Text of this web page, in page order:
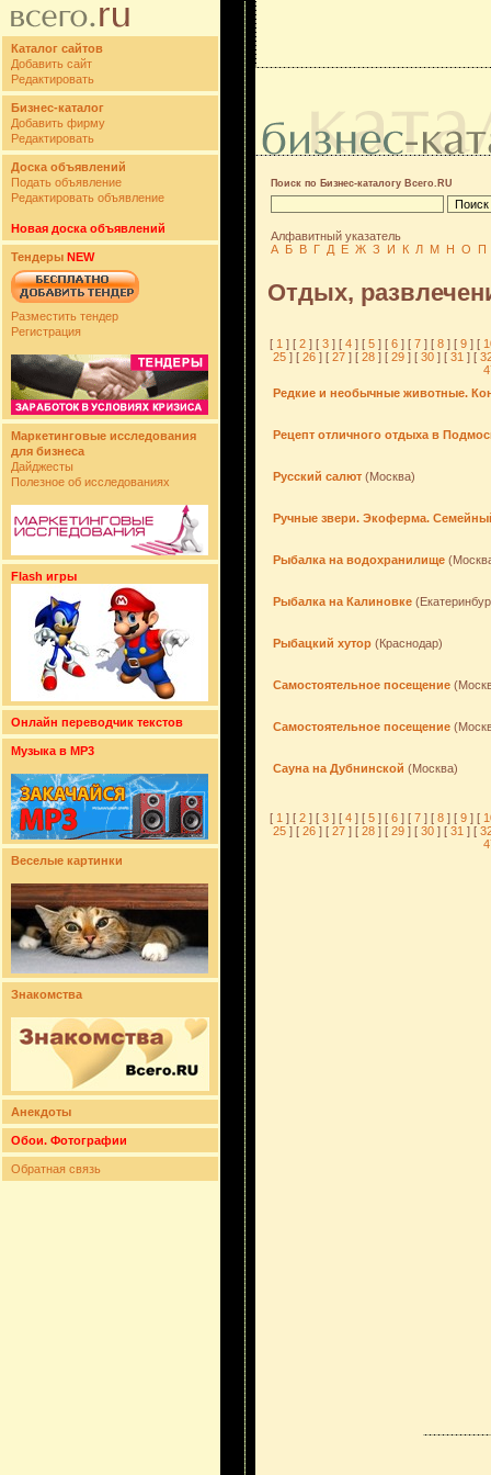
Каталог сайтов
Добавить сайт
Редактировать
Бизнес-каталог
Добавить фирму
Редактировать
Доска объявлений
Подать объявление
Редактировать объявление
Новая доска объявлений
Тендеры NEW
Разместить тендер
Регистрация
Маркетинговые исследования
для бизнеса
Дайджесты
Полезное об исследованиях
Flash игры
Онлайн переводчик текстов
Музыка в MP3
Веселые картинки
Знакомства
Анекдоты
Обои. Фотографии
Обратная связь
Поиск по Бизнес-каталогу Всего.RU
Алфавитный указатель
А Б В Г Д Е Ж З И К Л М Н О П
Отдых,
[ 1 ] [ 2 ] [ 3 ] [ 4 ] [ 5 ] [ 6 ] [ 7 ] [ 8 ] [ 9 ] [
25 ] [26 ] [27 ] [28 ] [29 ] [30 ] [31 ] [
Редкие и необычные животные.
Рецепт отличного отдыха в
Русский салют (Москва)
Ручные звери. Экоферма.
Рыбалка на водохранилище
Рыбалка на Калиновке
Рыбацкий хутор (Краснодар)
Самостоятельное посещение
Самостоятельное посещение
Сауна на Дубнинской (Москва)
[ 1 ] [ 2 ] [ 3 ] [ 4 ] [ 5 ] [ 6 ] [ 7 ] [ 8 ] [ 9 ] [
25 ] [26 ] [27 ] [28 ] [29 ] [30 ] [31 ] [